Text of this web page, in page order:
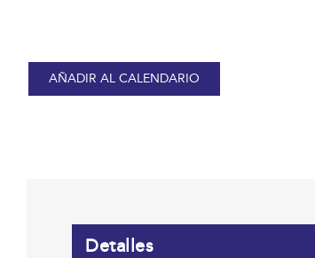
AÑADIR AL CALENDARIO
Detalles